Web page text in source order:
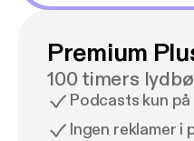
Premium
100 timers
Podcasts kun
Ingen reklamer i